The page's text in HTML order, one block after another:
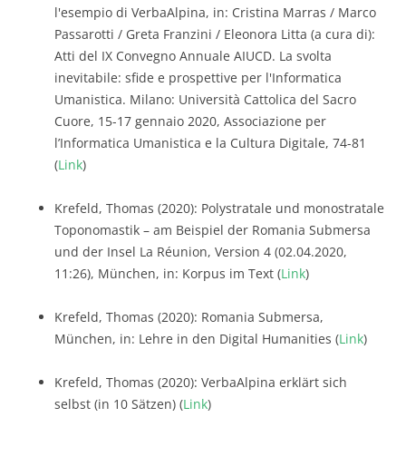
l'esempio di VerbaAlpina, in: Cristina Marras / Marco
Passarotti / Greta Franzini / Eleonora Litta (a cura di):
Atti del IX Convegno Annuale AIUCD. La svolta
inevitabile: sfide e prospettive per l'Informatica
Umanistica. Milano: Università Cattolica del Sacro
Cuore, 15-17 gennaio 2020, Associazione per
l’Informatica Umanistica e la Cultura Digitale, 74-81
(Link)
Krefeld, Thomas (2020): Polystratale und monostratale
Toponomastik – am Beispiel der Romania Submersa
und der Insel La Réunion, Version 4 (02.04.2020,
11:26), München, in: Korpus im Text (Link)
Krefeld, Thomas (2020): Romania Submersa,
München, in: Lehre in den Digital Humanities (Link)
Krefeld, Thomas (2020): VerbaAlpina erklärt sich
selbst (in 10 Sätzen) (Link)